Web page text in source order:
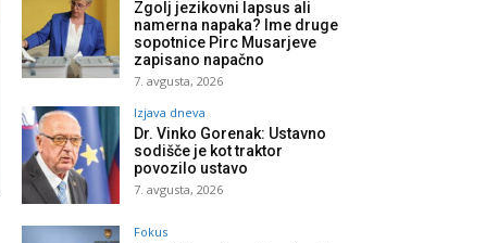
Zgolj jezikovni lapsus ali
namerna napaka? Ime druge
sopotnice Pirc Musarjeve
zapisano napačno
7. avgusta, 2026
Izjava dneva
Dr. Vinko Gorenak: Ustavno
sodišče je kot traktor
povozilo ustavo
7. avgusta, 2026
Fokus